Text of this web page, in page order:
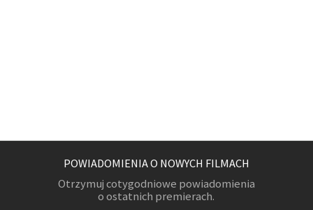
POWIADOMIENIA O NOWYCH FILMACH
Otrzymuj cotygodniowe powiadomienia
o ostatnich premierach.